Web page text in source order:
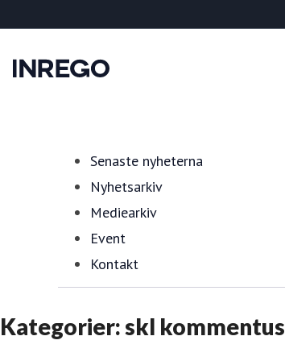
Senaste nyheterna
Nyhetsarkiv
Mediearkiv
Event
Kontakt
Kategorier: skl kommentus